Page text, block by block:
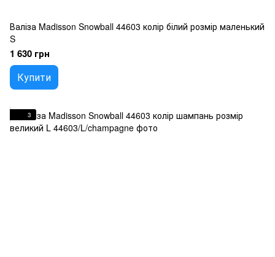
Валіза Madisson Snowball 44603 колір білий розмір маленький
S
1 630 грн
Купити
3